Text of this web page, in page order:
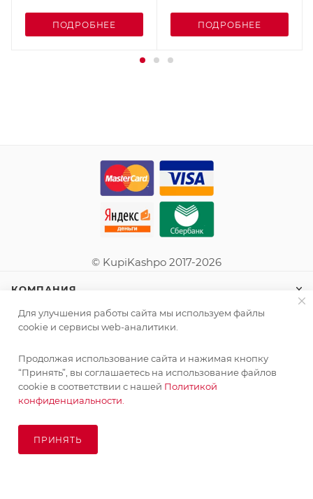
ПОДРОБНЕЕ ПОДРОБНЕЕ
© KupiKashpo 2017-2026
КОМПАНИЯ
ИНФОРМАЦИЯ
ПОМОЩЬ
ПОДПИСАТЬСЯ НА РАССЫЛКУ
Для улучшения работы сайта мы используем файлы
cookie и сервисы web-аналитики.
Продолжая использование сайта и нажимая кнопку
“Принять”, вы соглашаетесь на использование файлов
cookie в соответствии с нашей Политикой
конфиденциальности.
ПРИНЯТЬ